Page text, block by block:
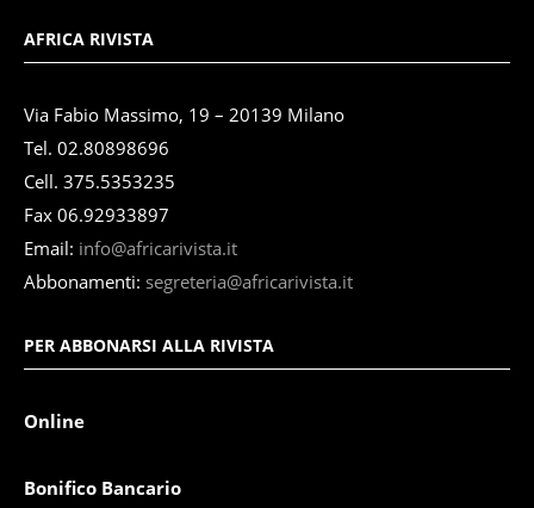
AFRICA RIVISTA
Via Fabio Massimo, 19 – 20139 Milano
Tel. 02.80898696
Cell. 375.5353235
Fax 06.92933897
Email: info@africarivista.it
Abbonamenti: segreteria@africarivista.it
PER ABBONARSI ALLA RIVISTA
Online
Bonifico Bancario